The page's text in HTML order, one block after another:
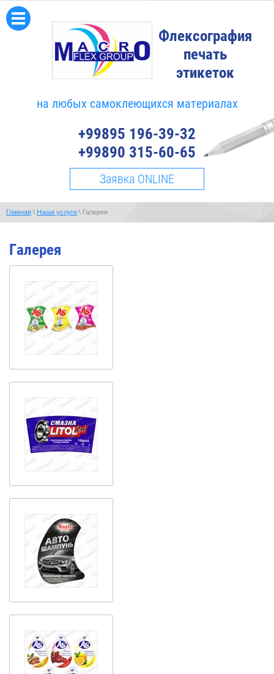
Флексография
печать
этикеток
на любых самоклеющихся материалах
+99895 196-39-32
+99890 315-60-65
Заявка ONLINE
Главная \ Наши услуги \ Галерея
Галерея